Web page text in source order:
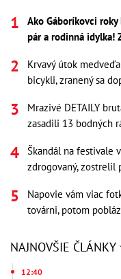
Ako Gáboríkovci
pár a rodinná idylka!
Krvavý útok
bicykli, zranený sa
Mrazivé DETAILY
zasadili 13 bodných
Škandál na festivale
zdrogovaný,
Napovie vám viac
továrni, potom
NAJNOVŠIE ČLÁNKY
12:40